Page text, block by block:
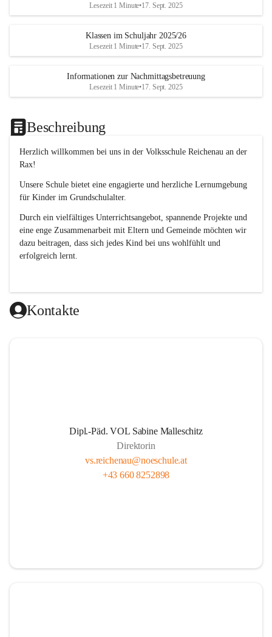
Lesezeit 1 Minute•17. Sept. 2025
Klassen im Schuljahr 2025/26
Lesezeit 1 Minute•17. Sept. 2025
Informationen zur Nachmittagsbetreuung
Lesezeit 1 Minute•17. Sept. 2025
Beschreibung
Herzlich willkommen bei uns in der Volksschule Reichenau an der
Rax!
Unsere Schule bietet eine engagierte und herzliche Lernumgebung
für Kinder im Grundschulalter.
Durch ein vielfältiges Unterrichtsangebot, spannende Projekte und
eine enge Zusammenarbeit mit Eltern und Gemeinde möchten wir
dazu beitragen, dass sich jedes Kind bei uns wohlfühlt und
erfolgreich lernt.
Kontakte
Dipl.-Päd. VOL Sabine Malleschitz
Direktorin
vs.reichenau@noeschule.at
+43 660 8252898